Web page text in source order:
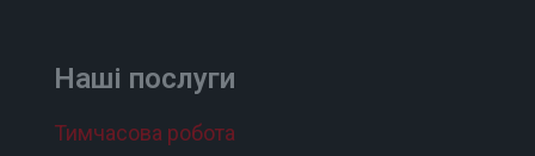
Наші послуги
Тимчасова робота